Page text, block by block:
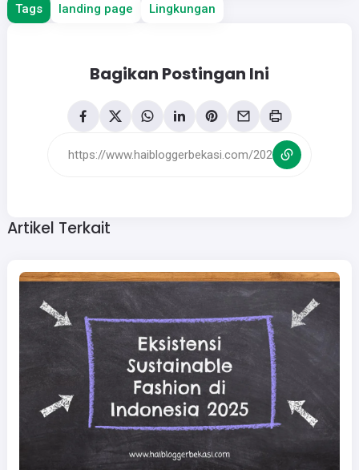
Tags landing page Lingkungan
Bagikan Postingan Ini
Artikel Terkait